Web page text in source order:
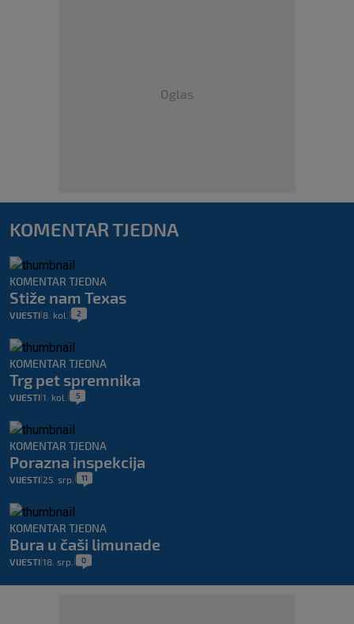
Oglas
KOMENTAR TJEDNA
KOMENTAR TJEDNA
Stiže nam Texas
VIJESTI 8. kol. 2
KOMENTAR TJEDNA
Trg pet spremnika
VIJESTI 1. kol. 5
KOMENTAR TJEDNA
Porazna inspekcija
VIJESTI 25. srp. 11
KOMENTAR TJEDNA
Bura u čaši limunade
VIJESTI 18. srp. 0